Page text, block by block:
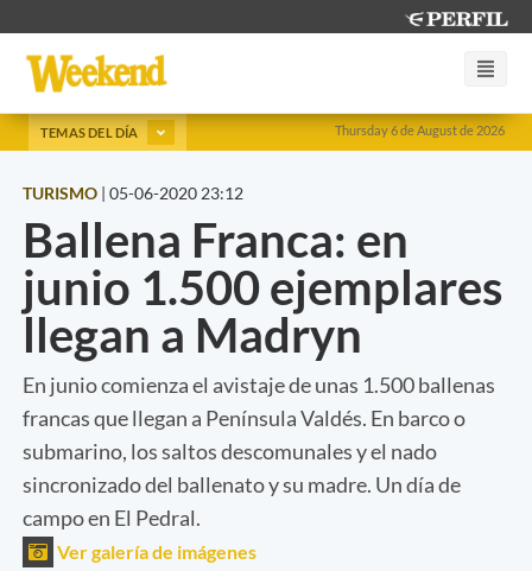
Thursday 6 de August de 2026
TEMAS DEL DÍA
TURISMO | 05-06-2020 23:12
Ballena Franca: en
junio 1.500 ejemplares
llegan a Madryn
En junio comienza el avistaje de unas 1.500 ballenas
francas que llegan a Península Valdés. En barco o
submarino, los saltos descomunales y el nado
sincronizado del ballenato y su madre. Un día de
campo en El Pedral.
Ver galería de imágenes